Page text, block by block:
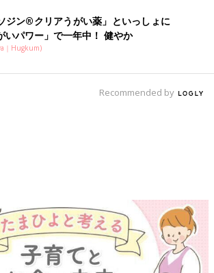
ジン®クリアうがい薬」といっしょに
いパワー」で一年中！ 健やか
｜Hugkum)
Recommended by
ものも】妊婦の感染症対策、知っておいて！